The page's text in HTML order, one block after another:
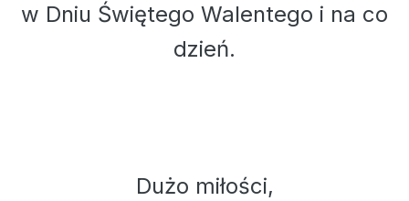
w Dniu Świętego Walentego i na co
dzień.
​Dużo miłości,